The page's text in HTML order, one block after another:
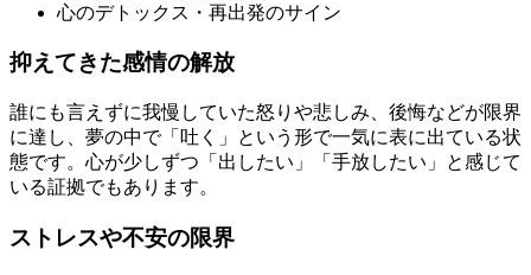
心のデトックス・再出発のサイン
抑えてきた感情の解放
誰にも言えずに我慢していた怒りや悲しみ、後悔などが限界
に達し、夢の中で「吐く」という形で一気に表に出ている状
態です。心が少しずつ「出したい」「手放したい」と感じて
いる証拠でもあります。
ストレスや不安の限界